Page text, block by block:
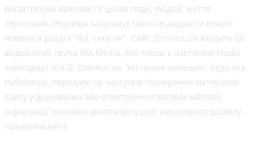
висвітлюємо важливі та цікаві події, людей, життя
Тернополя. Редакція запрошує читачів додавати власні
новини в розділ "Від читачів". Сайт 20minut.ua входить до
видавничої групи RIA Media, яка також є частиною Медіа
корпорації RIA © 20minut.ua. Усі права захищені. Будь-яка
публiкацiя, передрук чи наступне поширення матеріалів
сайту у друкованих або електронних засобах масової
інформації можлива винятково у разі письмового дозволу
правовласника.